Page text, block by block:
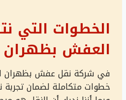
الخطوات التي
العفش بظهران
في شركة نقل عفش بظهران
خطوات متكاملة لضمان تجربة